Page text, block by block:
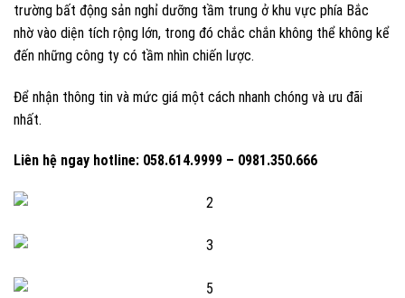
trường bất động sản nghỉ dưỡng tầm trung ở khu vực phía Bắc
nhờ vào diện tích rộng lớn, trong đó chắc chắn không thể không kể
đến những công ty có tầm nhìn chiến lược.
Để nhận thông tin và mức giá một cách nhanh chóng và ưu đãi
nhất.
Liên hệ ngay hotline: 058.614.9999 – 0981.350.666